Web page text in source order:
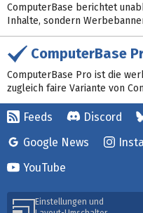
ComputerBase berichtet
Inhalte, sondern
ComputerBase
ComputerBase Pro ist die
zugleich faire Variante von
Feeds Discord
Google News
YouTube
Einstellungen und